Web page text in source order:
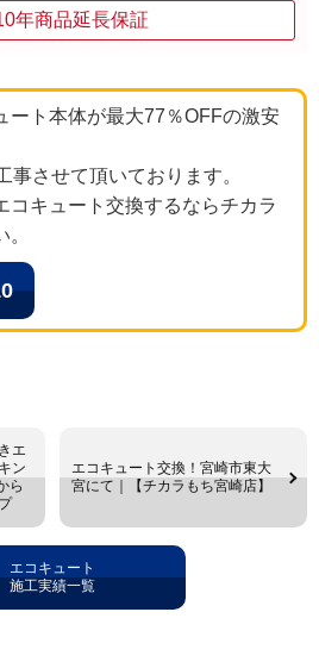
年商品延長保証
ート本体が最大77％OFFの激安
事させて頂いております。
コキュート交換するならチカラ
エ
ン
ら
エコキュート交換！宮崎市東大
宮にて｜【チカラもち宮崎店】
エコキュート
施工実績一覧